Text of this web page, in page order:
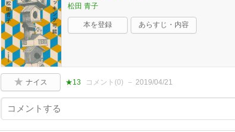
松田 青子
本を登録 あらすじ・内容
ナイス ★13 コメント(0) 2019/04/21